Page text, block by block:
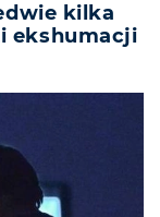
kilka
ekshumacji